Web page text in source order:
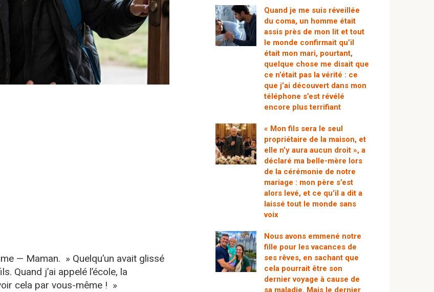
— Maman. » Quelqu’un avait glissé
Quand j’ai appelé l’école, la
cela par vous-même ! »
Quand je me suis réveillée
du coma, un homme était
assis près de mon lit et tout
le monde confirmait qu’il
était mon mari, pourtant,
quelque chose me disait que
ce n’était pas la vérité : ce
que j’ai découvert dans mon
téléphone s’est révélé
encore plus terrifiant
« Mon fils sera le seul
propriétaire de la maison, et
elle n’y aura aucun droit », a
déclaré ma belle-mère lors
de la cérémonie de notre
mariage : mon père s’est
alors levé, et ce qu’il a dit a
laissé tout le monde sans
voix
Nous avons emmené notre
fille pour les vacances de
ses rêves, en sachant que
cela pourrait être son
dernier voyage à cause de
sa maladie. Mais le dernier